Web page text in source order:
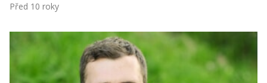
Před 10 roky